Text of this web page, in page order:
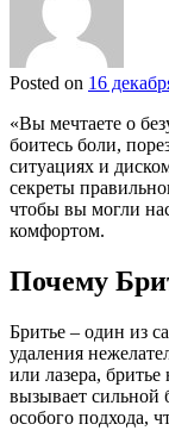
Posted on 16
«Вы мечтаете о
боитесь боли,
ситуациях и
секреты
чтобы вы могли
комфортом.
Почему
Бритье – один из
удаления
или лазера,
вызывает сильной
особого подхода,